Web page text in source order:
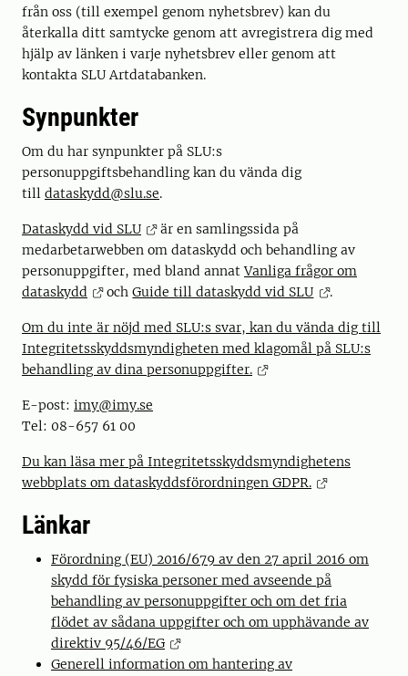
från oss (till exempel genom nyhetsbrev) kan du
återkalla ditt samtycke genom att avregistrera dig med
hjälp av länken i varje nyhetsbrev eller genom att
kontakta SLU Artdatabanken.
Synpunkter
Om du har synpunkter på SLU:s
personuppgiftsbehandling kan du vända dig
till dataskydd@slu.se.
Dataskydd vid SLU
är en samlingssida på
medarbetarwebben om dataskydd och behandling av
personuppgifter, med bland annatVanliga frågor om
dataskydd
ochGuide till dataskydd vid SLU .
Om du inte är nöjd med SLU:s svar, kan du vända dig till
Integritetsskyddsmyndigheten med klagomål på SLU:s
behandling av dina personuppgifter.
E-post: imy@imy.se
Tel: 08-657 61 00
Du kan läsa mer på Integritetsskyddsmyndighetens
webbplats om dataskyddsförordningen GDPR.
Länkar
Förordning (EU) 2016/679 av den 27 april 2016 om
skydd för fysiska personer med avseende på
behandling av personuppgifter och om det fria
flödet av sådana uppgifter och om upphävande av
direktiv 95/46/EG
Generell information om hantering av